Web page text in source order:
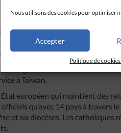
Nous utilisons des cookies pour optimiser
Accepter
Politique de cookies
des systèmes solaires et des
le 80
anniversaire des relations
près le Saint-Siège a
des calligraphies
organisé une conférence en
à Taïwan.
État européen qui maintient des
officiels qu’avec 14 pays à travers
et six diocèses. Les